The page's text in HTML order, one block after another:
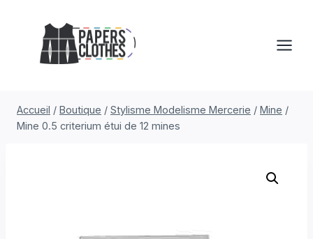
contenu
Accueil / Boutique / Stylisme Modelisme Mercerie / Mine /
Mine 0.5 criterium étui de 12 mines